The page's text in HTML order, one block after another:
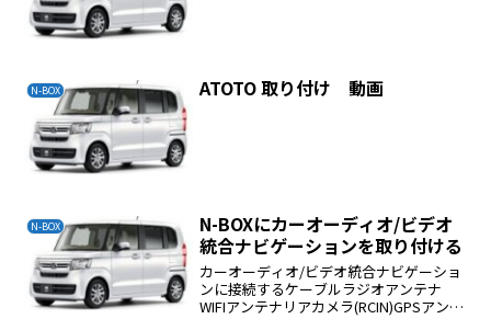
N-BOX ATOTO 取り付け 動画
N-BOX
N-BOXにカーオーディオ/ビデオ
統合ナビゲーションを取り付ける
カーオーディオ/ビデオ統合ナビゲーショ
ンに接続するケーブルラジオアンテナ
WIFIアンテナリアカメラ(RCIN)GPSアンテ